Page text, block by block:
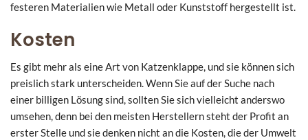
festeren Materialien wie Metall oder Kunststoff hergestellt ist.
Kosten
Es gibt mehr als eine Art von Katzenklappe, und sie können sich
preislich stark unterscheiden. Wenn Sie auf der Suche nach
einer billigen Lösung sind, sollten Sie sich vielleicht anderswo
umsehen, denn bei den meisten Herstellern steht der Profit an
erster Stelle und sie denken nicht an die Kosten, die der Umwelt